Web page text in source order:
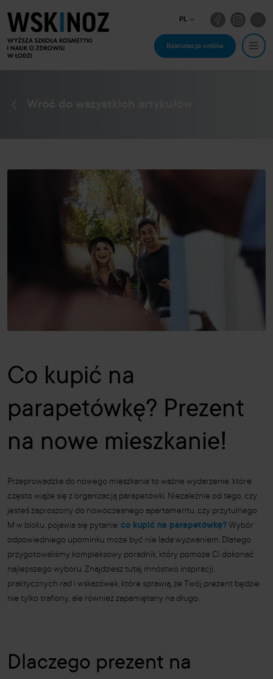
PL
Rekrutacja online
Co kupić na
parapetówkę? Prezent
na nowe mieszkanie!
Przeprowadzka do nowego mieszkania to ważne wydarzenie, które
często wiąże się z organizacją parapetówki. Niezależnie od tego, czy
jesteś zaproszony do nowoczesnego apartamentu, czy przytulnego
M w bloku, pojawia się pytanie:co kupić na parapetówkę? Wybór
odpowiedniego upominku może być nie lada wyzwaniem. Dlatego
przygotowaliśmy kompleksowy poradnik, który pomoże Ci dokonać
najlepszego wyboru. Znajdziesz tutaj mnóstwo inspiracji,
praktycznych rad i wskazówek, które sprawią, że Twój prezent będzie
nie tylko trafiony, ale również zapamiętany na długo.
Dlaczego prezent na